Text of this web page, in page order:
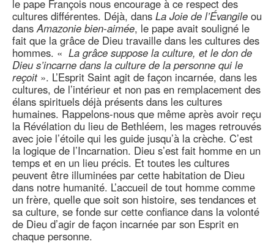
le pape François nous encourage à ce respect des
cultures différentes. Déjà, dans La Joie de l’Évangile ou
dansAmazonie bien-aimée, le pape avait souligné le
fait que la grâce de Dieu travaille dans les cultures des
hommes. « La grâce suppose la culture, et le don de
Dieu s’incarne dans la culture de la personne qui le
reçoit». L’Esprit Saint agit de façon incarnée, dans les
cultures, de l’intérieur et non pas en remplacement des
élans spirituels déjà présents dans les cultures
humaines. Rappelons-nous que même après avoir reçu
la Révélation du lieu de Bethléem, les mages retrouvés
avec joie l’étoile qui les guide jusqu’à la crèche. C’est
la logique de l’Incarnation. Dieu s’est fait homme en un
temps et en un lieu précis. Et toutes les cultures
peuvent être illuminées par cette habitation de Dieu
dans notre humanité. L’accueil de tout homme comme
un frère, quelle que soit son histoire, ses tendances et
sa culture, se fonde sur cette confiance dans la volonté
de Dieu d’agir de façon incarnée par son Esprit en
chaque personne.